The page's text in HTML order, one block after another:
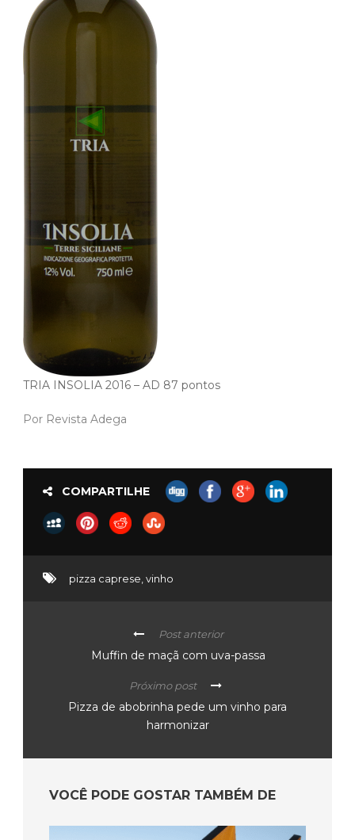
TRIA INSOLIA 2016 – AD 87 pontos
Por Revista Adega
COMPARTILHE
pizza caprese vinho
Post anterior
Muffin de maçã com uva-passa
Próximo post
Pizza de abobrinha pede um vinho para
harmonizar
VOCÊ PODE GOSTAR TAMBÉM DE